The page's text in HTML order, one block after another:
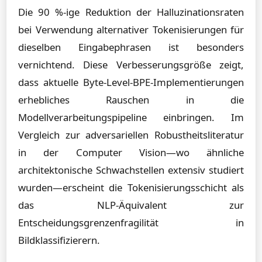
Die 90 %-ige Reduktion der Halluzinationsraten
bei Verwendung alternativer Tokenisierungen für
dieselben Eingabephrasen ist besonders
vernichtend. Diese Verbesserungsgröße zeigt,
dass aktuelle Byte-Level-BPE-Implementierungen
erhebliches Rauschen in die
Modellverarbeitungspipeline einbringen. Im
Vergleich zur adversariellen Robustheitsliteratur
in der Computer Vision—wo ähnliche
architektonische Schwachstellen extensiv studiert
wurden—erscheint die Tokenisierungsschicht als
das NLP-Äquivalent zur
Entscheidungsgrenzenfragilität in
Bildklassifizierern.